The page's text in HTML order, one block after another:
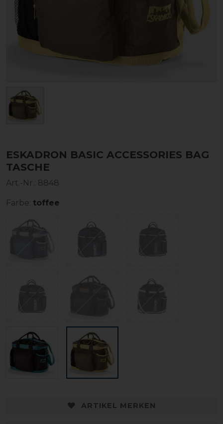
ESKADRON BASIC ACCESSORIES BAG
TASCHE
Art.-Nr.: 8848
Farbe: toffee
ARTIKEL MERKEN